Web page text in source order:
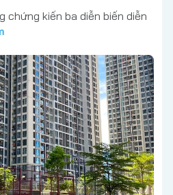
chứng kiến ba diễn biến diễn